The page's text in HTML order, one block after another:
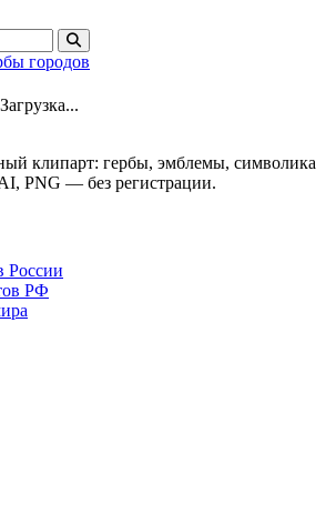
городов
Загрузка...
клипарт: гербы, эмблемы, символика
PNG — без регистрации.
России
РФ